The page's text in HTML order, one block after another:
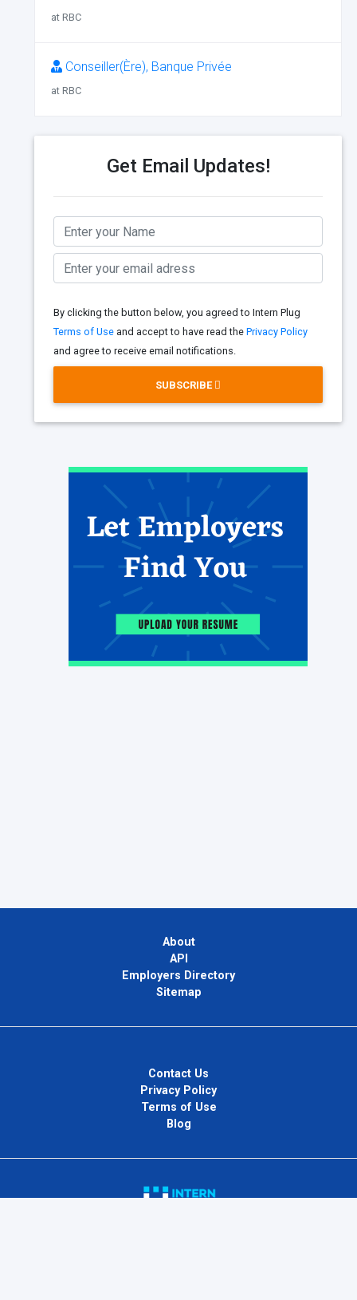
at RBC
Conseiller(Ère), Banque Privée
at RBC
Get Email Updates!
By clicking the button below, you agreed to Intern Plug
Terms of Use and accept to have read the Privacy Policy
and agree to receive email notifications.
SUBSCRIBE
About
API
Employers Directory
Sitemap
Contact Us
Privacy Policy
Terms of Use
Blog